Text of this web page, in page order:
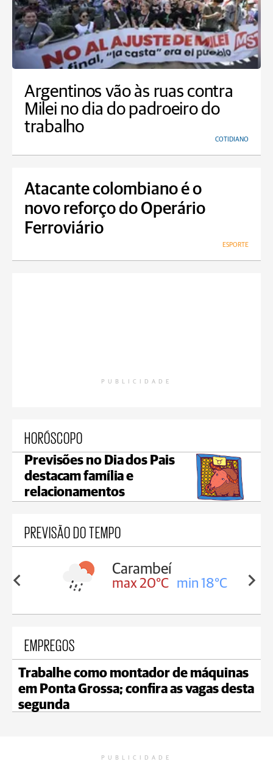
Argentinos vão às ruas contra
Milei no dia do padroeiro do
trabalho
COTIDIANO
Atacante colombiano é o
novo reforço do Operário
Ferroviário
ESPORTE
PUBLICIDADE
HORÓSCOPO
Previsões no Dia dos Pais
destacam família e
relacionamentos
PREVISÃO DO TEMPO
18°C
Carambeí
max 20°C min 18°C
EMPREGOS
Trabalhe como montador de máquinas
em Ponta Grossa; confira as vagas desta
segunda
PUBLICIDADE